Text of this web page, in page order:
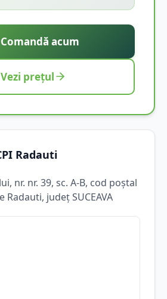
Comandă acum
Vezi prețul
Radauti
, nr. nr. 39, sc. A-B, cod poștal
Radauti, județSUCEAVA